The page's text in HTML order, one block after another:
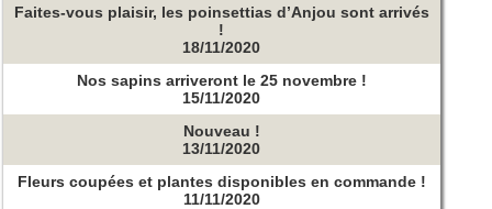
Faites-vous plaisir, les poinsettias d’Anjou sont arrivés
!
18/11/2020
Nos sapins arriveront le 25 novembre !
15/11/2020
Nouveau !
13/11/2020
Fleurs coupées et plantes disponibles en commande !
11/11/2020